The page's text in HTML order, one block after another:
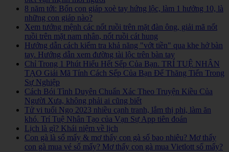
8 năm tới: Bốn con giáp xoè tay hứng lộc, làm 1 hưởng 10, là
những con giáp nào?
Xem tướng mệnh các nốt ruồi trên mặt đàn ông, giải mã nốt
ruồi trên mặt nam nhân, nốt ruồi cát hung
Hướng dẫn cách kiểm tra khả năng "vớt tiền" qua khe hở bàn
tay. Hướng dẫn xem đường tài lộc trên bàn tay
Chỉ Trong 1 Phút Hiểu Hết Sếp Của Bạn. TRÍ TUỆ NHÂN
TẠO Giải Mã Tính Cách Sếp Của Bạn Để Thăng Tiến Trong
Sự Nghiệp
Cách Bói Tình Duyên Chuẩn Xác Theo Truyện Kiều Của
Người Xưa, không phải ai cũng biết
Tử vi tuổi Ngọ 2023 nhiều cạnh tranh, lắm thị phi, làm ăn
khó. Trí Tuệ Nhân Tạo của Vạn Sự App tiên đoán
Lịch là gì? Khái niệm về lịch
Con gà là số mấy & mơ thấy con gà số bao nhiêu? Mơ thấy
con gà mua vé số mấy? Mơ thấy con gà mua Vietlott số mấy?